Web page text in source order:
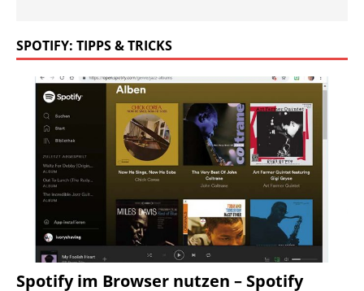
SPOTIFY: TIPPS & TRICKS
Spotify im Browser nutzen – Spotify